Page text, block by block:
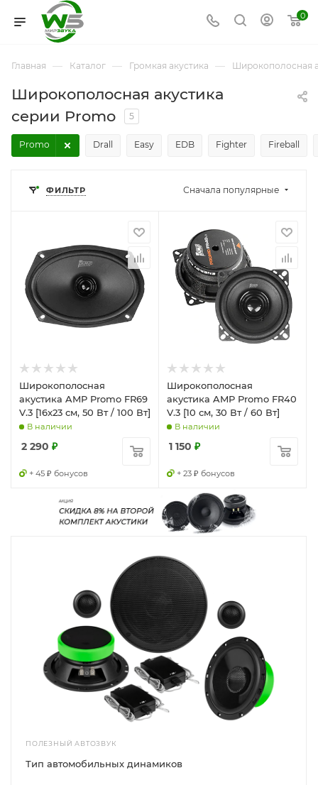
0
Главная — Каталог — Громкая акустика — Широкополосная
Широкополосная акустика
серии Promo
5
Drall Easy EDB Fighter Fireball
Promo
ФИЛЬТР Сначала популярные
Широкополосная
акустика AMP Promo FR69
V.3 [16x23 см, 50 Вт / 100 Вт]
В наличии
2 290 ₽
+ 45 ₽ бонусов
Широкополосная
акустика AMP Promo FR40
V.3 [10 см, 30 Вт / 60 Вт]
В наличии
1 150 ₽
+ 23 ₽ бонусов
ПОЛЕЗНЫЙ АВТОЗВУК
Тип автомобильных динамиков